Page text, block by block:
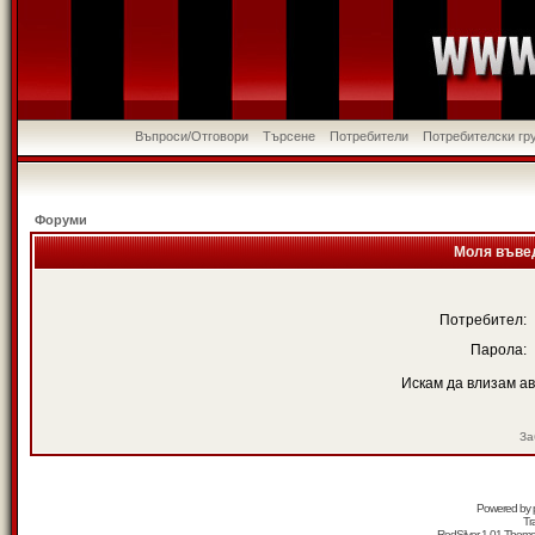
Въпроси/Отговори Търсене Потребители Потребителски
Форуми
Моля
Потребител:
Парола:
Искам да влизам
Powered by